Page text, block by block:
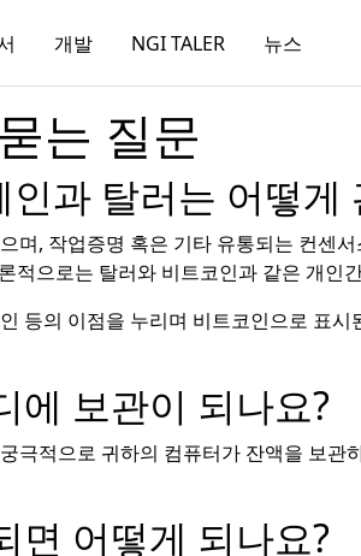
개발 NGI TALER 뉴스
는 질문
과 탈러는 어떻게
며, 작업증명 혹은 기타 유통되는 컨센
적으로는 탈러와 비트코인과 같은 개인
등의 이점을 누리며 비트코인으로 표
에 보관이 되나요?
극적으로 귀하의 컴퓨터가 잔액을 보
면 어떻게 되나요?